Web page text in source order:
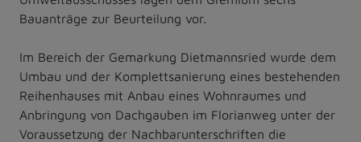
Bauanträge zur Beurteilung vor.
Im Bereich der Gemarkung Dietmannsried wurde dem
Umbau und der Komplettsanierung eines bestehenden
Reihenhauses mit Anbau eines Wohnraumes und
Anbringung von Dachgauben im Florianweg unter der
Voraussetzung der Nachbarunterschriften die